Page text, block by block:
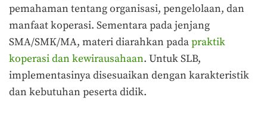
pemahaman tentang organisasi, pengelolaan, dan
manfaat koperasi. Sementara pada jenjang
SMA/SMK/MA, materi diarahkan padapraktik
koperasi dan kewirausahaan. Untuk SLB,
implementasinya disesuaikan dengan karakteristik
dan kebutuhan peserta didik.